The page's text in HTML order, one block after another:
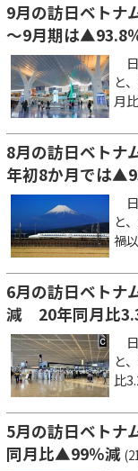
9月の訪日ベト
～9月期は▲93.8
と
月
8月の訪日ベト
年初8か月では
と
禍
6月の訪日ベトナ
減 20年同月比
と
比
5月の訪日ベトナ
同月比▲99％減